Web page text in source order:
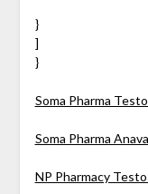
}
]
}
Soma Pharma
Soma Pharma
NP Pharmacy